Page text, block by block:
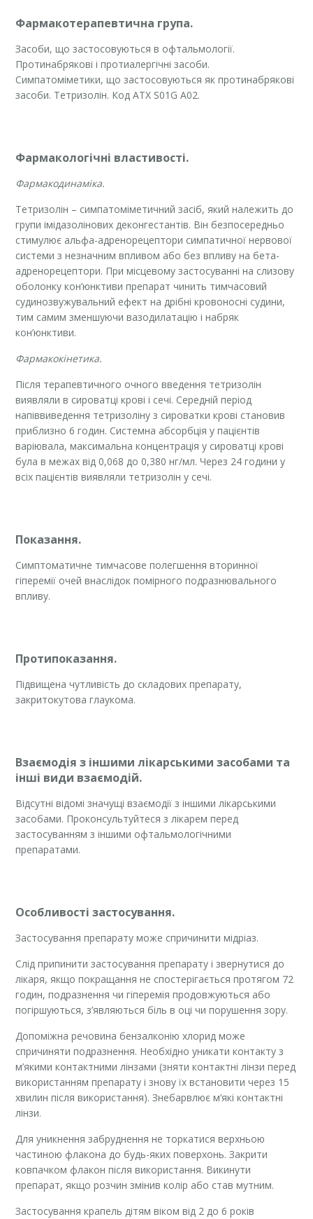
Фармакотерапевтична група.
Засоби, що застосовуються в офтальмології.
Протинабрякові і протиалергічні засоби.
Симпатоміметики, що застосовуються як протинабрякові
засоби. Тетризолін. Код АТХ S01G A02.
Фармакологічні властивості.
Фармакодинаміка.
Тетризолін – симпатоміметичний засіб, який належить до
групи імідазолінових деконгестантів. Він безпосередньо
стимулює альфа-адренорецептори симпатичної нервової
системи з незначним впливом або без впливу на бета-
адренорецептори. При місцевому застосуванні на слизову
оболонку кон’юнктиви препарат чинить тимчасовий
судинозвужувальний ефект на дрібні кровоносні судини,
тим самим зменшуючи вазодилатацію і набряк
кон’юнктиви.
Фармакокінетика.
Після терапевтичного очного введення тетризолін
виявляли в сироватці крові і сечі. Середній період
напіввиведення тетризоліну з сироватки крові становив
приблизно 6 годин. Системна абсорбція у пацієнтів
варіювала, максимальна концентрація у сироватці крові
була в межах від 0,068 до 0,380 нг/мл. Через 24 години у
всіх пацієнтів виявляли тетризолін у сечі.
Показання.
Симптоматичне тимчасове полегшення вторинної
гіперемії очей внаслідок помірного подразнювального
впливу.
Протипоказання.
Підвищена чутливість до складових препарату,
закритокутова глаукома.
Взаємодія з іншими лікарськими засобами та
інші види взаємодій.
Відсутні відомі значущі взаємодії з іншими лікарськими
засобами. Проконсультуйтеся з лікарем перед
застосуванням з іншими офтальмологічними
препаратами.
Особливості застосування.
Застосування препарату може спричинити мідріаз.
Слід припинити застосування препарату і звернутися до
лікаря, якщо покращання не спостерігається протягом 72
годин, подразнення чи гіперемія продовжуються або
погіршуються, з’являються біль в оці чи порушення зору.
Допоміжна речовина бензалконію хлорид може
спричиняти подразнення. Необхідно уникати контакту з
м’якими контактними лінзами (зняти контактні лінзи перед
використанням препарату і знову їх встановити через 15
хвилин після використання). Знебарвлює м’які контактні
лінзи.
Для уникнення забруднення не торкатися верхньою
частиною флакона до будь-яких поверхонь. Закрити
ковпачком флакон після використання. Викинути
препарат, якщо розчин змінив колір або став мутним.
Застосування крапель дітям віком від 2 до 6 років